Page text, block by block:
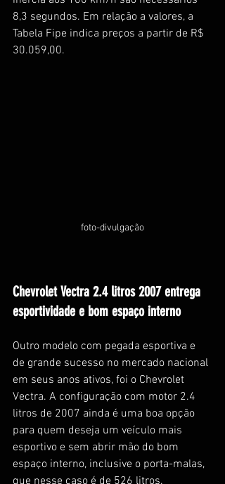
8,3 segundos. Em relação a valores, a
Tabela Fipe indica preços a partir de R$
30.059,00.
foto-divulgação
Chevrolet Vectra 2.4 litros 2007 entrega
esportividade e bom espaço interno
Outro modelo com pegada esportiva e
de grande sucesso no mercado nacional
em seus anos ativos, foi o Chevrolet
Vectra. A configuração com motor 2.4
litros de 2007 ainda é uma boa opção
para quem deseja um veículo mais
esportivo e sem abrir mão do bom
espaço interno, inclusive o porta-malas,
que nesse caso é de 526 litros.